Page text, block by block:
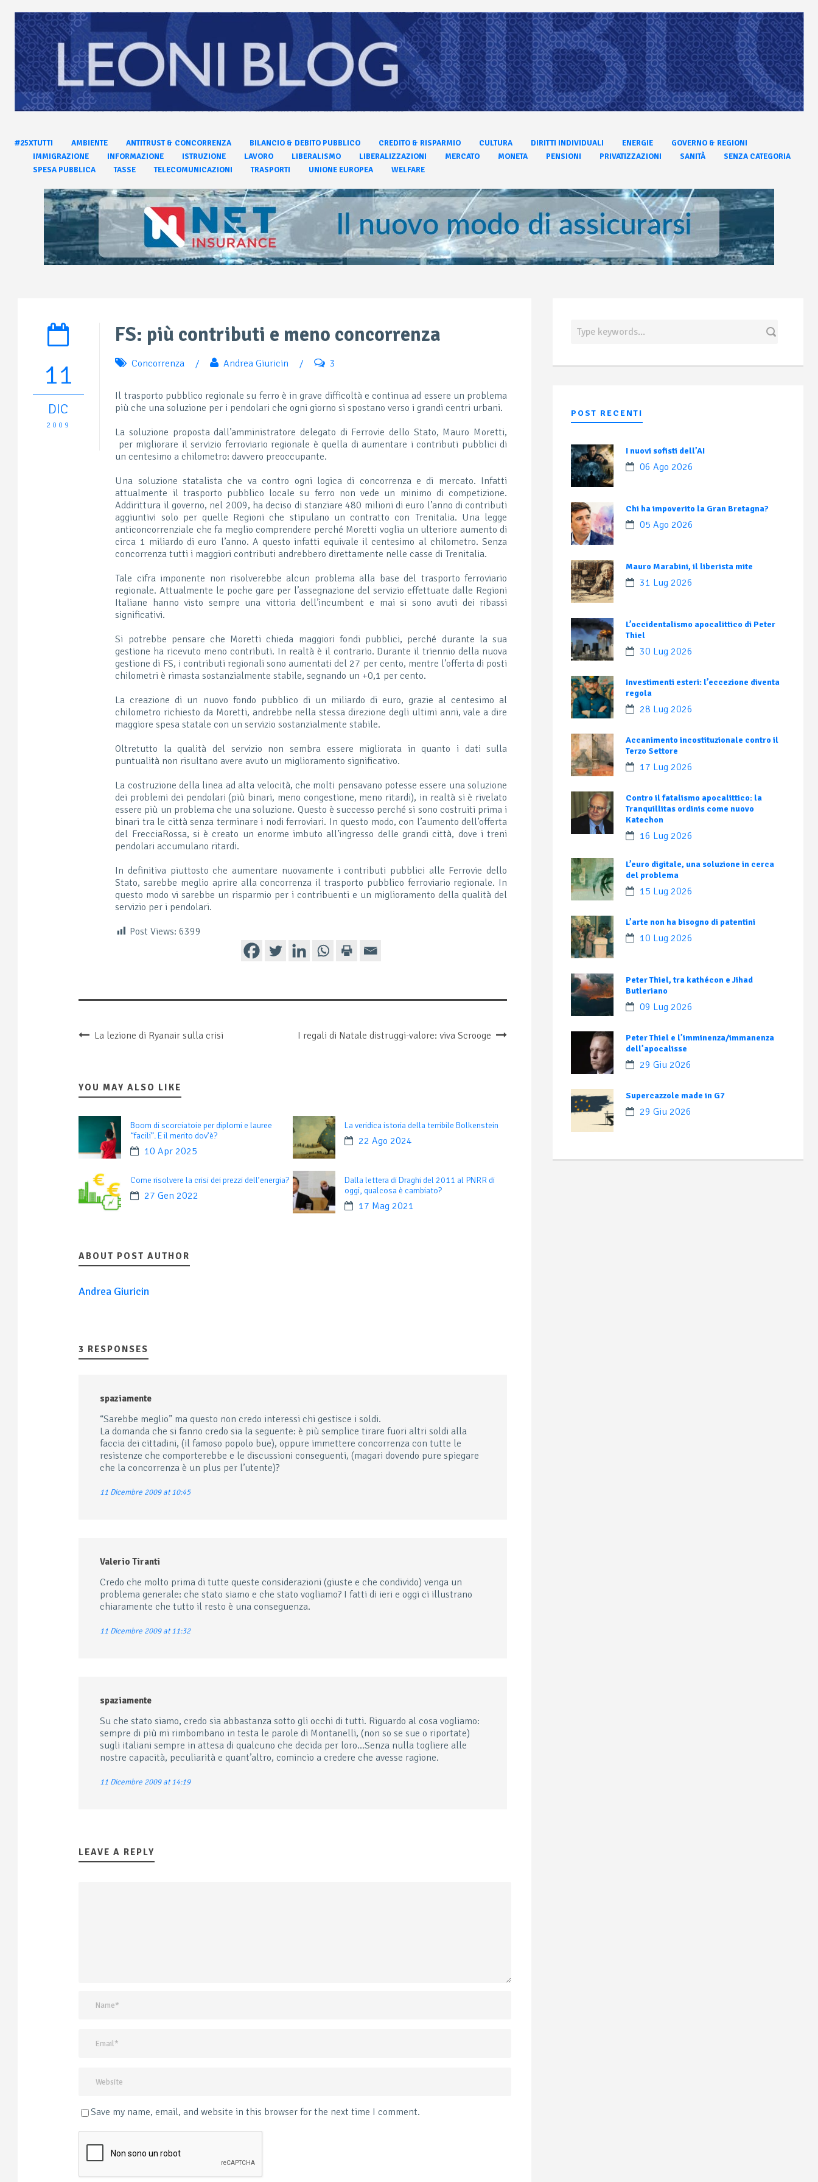
#25XTUTTI AMBIENTE ANTITRUST & CONCORRENZA BILANCIO & DEBITO PUBBLICO CREDITO & RISPARMIO CULTURA DIRITTI INDIVIDUALI ENERGIE
GOVERNO & REGIONI
IMMIGRAZIONE
INFORMAZIONE ISTRUZIONE LAVORO LIBERALISMO LIBERALIZZAZIONI MERCATO MONETA PENSIONI PRIVATIZZAZIONI SANITÀ
SENZA CATEGORIA
SPESA PUBBLICA
TASSE TELECOMUNICAZIONI TRASPORTI UNIONE EUROPEA WELFARE
11
DIC
2009
FS: più contributi e meno concorrenza
Concorrenza / Andrea Giuricin / 3
Il trasporto pubblico regionale su ferro è in grave difficoltà e continua ad essere un problema
più che una soluzione per i pendolari che ogni giorno si spostano verso i grandi centri urbani.
La soluzione proposta dall’amministratore delegato di Ferrovie dello Stato, Mauro Moretti,
per migliorare il servizio ferroviario regionale è quella di aumentare i contributi pubblici di
un centesimo a chilometro: davvero preoccupante.
Una soluzione statalista che va contro ogni logica di concorrenza e di mercato. Infatti
attualmente il trasporto pubblico locale su ferro non vede un minimo di competizione.
Addirittura il governo, nel 2009, ha deciso di stanziare 480 milioni di euro l’anno di contributi
aggiuntivi solo per quelle Regioni che stipulano un contratto con Trenitalia. Una legge
anticoncorrenziale che fa meglio comprendere perché Moretti voglia un ulteriore aumento di
circa 1 miliardo di euro l’anno. A questo infatti equivale il centesimo al chilometro. Senza
concorrenza tutti i maggiori contributi andrebbero direttamente nelle casse di Trenitalia.
Tale cifra imponente non risolverebbe alcun problema alla base del trasporto ferroviario
regionale. Attualmente le poche gare per l’assegnazione del servizio effettuate dalle Regioni
Italiane hanno visto sempre una vittoria dell’incumbent e mai si sono avuti dei ribassi
significativi.
Si potrebbe pensare che Moretti chieda maggiori fondi pubblici, perché durante la sua
gestione ha ricevuto meno contributi. In realtà è il contrario. Durante il triennio della nuova
gestione di FS, i contributi regionali sono aumentati del 27 per cento, mentre l’offerta di posti
chilometri è rimasta sostanzialmente stabile, segnando un +0,1 per cento.
La creazione di un nuovo fondo pubblico di un miliardo di euro, grazie al centesimo al
chilometro richiesto da Moretti, andrebbe nella stessa direzione degli ultimi anni, vale a dire
maggiore spesa statale con un servizio sostanzialmente stabile.
Oltretutto la qualità del servizio non sembra essere migliorata in quanto i dati sulla
puntualità non risultano avere avuto un miglioramento significativo.
La costruzione della linea ad alta velocità, che molti pensavano potesse essere una soluzione
dei problemi dei pendolari (più binari, meno congestione, meno ritardi), in realtà si è rivelato
essere più un problema che una soluzione. Questo è successo perché si sono costruiti prima i
binari tra le città senza terminare i nodi ferroviari. In questo modo, con l’aumento dell’offerta
del FrecciaRossa, si è creato un enorme imbuto all’ingresso delle grandi città, dove i treni
pendolari accumulano ritardi.
In definitiva piuttosto che aumentare nuovamente i contributi pubblici alle Ferrovie dello
Stato, sarebbe meglio aprire alla concorrenza il trasporto pubblico ferroviario regionale. In
questo modo vi sarebbe un risparmio per i contribuenti e un miglioramento della qualità del
servizio per i pendolari.
Post Views: 6399
La lezione di Ryanair sulla crisi I regali di Natale distruggi-valore: viva Scrooge
YOU MAY ALSO LIKE
Boom di scorciatoie per diplomi e lauree
“facili”. E il merito dov’è?
10 Apr 2025
La veridica istoria della terribile Bolkenstein
22 Ago 2024
Come risolvere la crisi dei prezzi dell’energia?
27 Gen 2022
Dalla lettera di Draghi del 2011 al PNRR di
oggi, qualcosa è cambiato?
17 Mag 2021
ABOUT POST AUTHOR
Andrea Giuricin
3 RESPONSES
spaziamente
“Sarebbe meglio” ma questo non credo interessi chi gestisce i soldi.
La domanda che si fanno credo sia la seguente: è più semplice tirare fuori altri soldi alla
faccia dei cittadini, (il famoso popolo bue), oppure immettere concorrenza con tutte le
resistenze che comporterebbe e le discussioni conseguenti, (magari dovendo pure spiegare
che la concorrenza è un plus per l’utente)?
11 Dicembre 2009 at 10:45
Valerio Tiranti
Credo che molto prima di tutte queste considerazioni (giuste e che condivido) venga un
problema generale: che stato siamo e che stato vogliamo? I fatti di ieri e oggi ci illustrano
chiaramente che tutto il resto è una conseguenza.
11 Dicembre 2009 at 11:32
spaziamente
Su che stato siamo, credo sia abbastanza sotto gli occhi di tutti. Riguardo al cosa vogliamo:
sempre di più mi rimbombano in testa le parole di Montanelli, (non so se sue o riportate)
sugli italiani sempre in attesa di qualcuno che decida per loro…Senza nulla togliere alle
nostre capacità, peculiarità e quant’altro, comincio a credere che avesse ragione.
11 Dicembre 2009 at 14:19
LEAVE A REPLY
Save my name, email, and website in this browser for the next time I comment.
POST RECENTI
I nuovi sofisti dell’AI
06 Ago 2026
Chi ha impoverito la Gran Bretagna?
05 Ago 2026
Mauro Marabini, il liberista mite
31 Lug 2026
L’occidentalismo apocalittico di Peter
Thiel
30 Lug 2026
Investimenti esteri: l’eccezione diventa
regola
28 Lug 2026
Accanimento incostituzionale contro il
Terzo Settore
17 Lug 2026
Contro il fatalismo apocalittico: la
Tranquillitas ordinis come nuovo
Katechon
16 Lug 2026
L’euro digitale, una soluzione in cerca
del problema
15 Lug 2026
L’arte non ha bisogno di patentini
10 Lug 2026
Peter Thiel, tra kathécon e Jihad
Butleriano
09 Lug 2026
Peter Thiel e l’imminenza/immanenza
dell’apocalisse
29 Giu 2026
Supercazzole made in G7
29 Giu 2026